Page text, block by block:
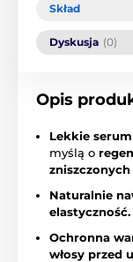
Skład
Dyskusja (0)
Opis
Lekkie
myślą o
zniszczonych
Naturalnie
elastyczność.
Ochronna
włosy przed